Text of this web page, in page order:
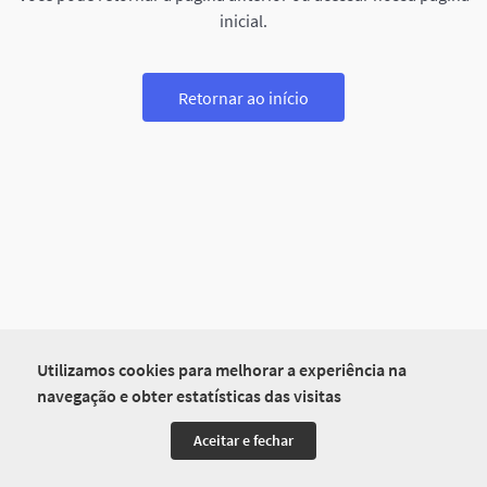
Utilizamos cookies para melhorar a experiência na
navegação e obter estatísticas das visitas
Aceitar e fechar
inicial.
Retornar ao início